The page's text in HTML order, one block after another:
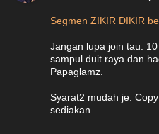
Segmen ZIKIR DIKIR
Jangan lupa join tau.
sampul duit raya dan
Papaglamz.
Syarat2 mudah je.
sediakan.